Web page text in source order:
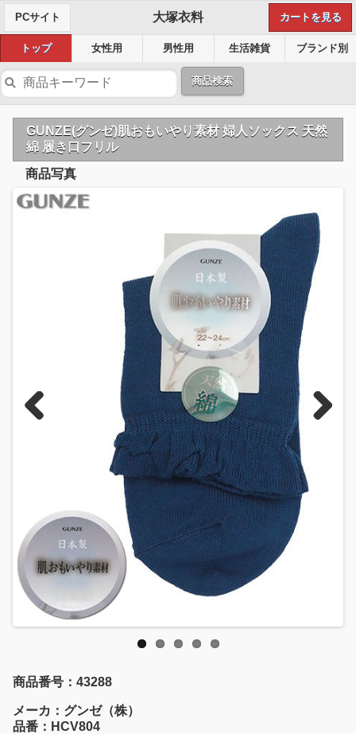
PCサイト 大塚衣料 カートを見る
トップ 女性用 男性用 生活雑貨 ブランド別
商品検索
GUNZE(グンゼ)肌おもいやり素材 婦人ソックス 天然
綿 履き口フリル
商品写真
商品番号：43288
メーカ：グンゼ（株）
品番：HCV804